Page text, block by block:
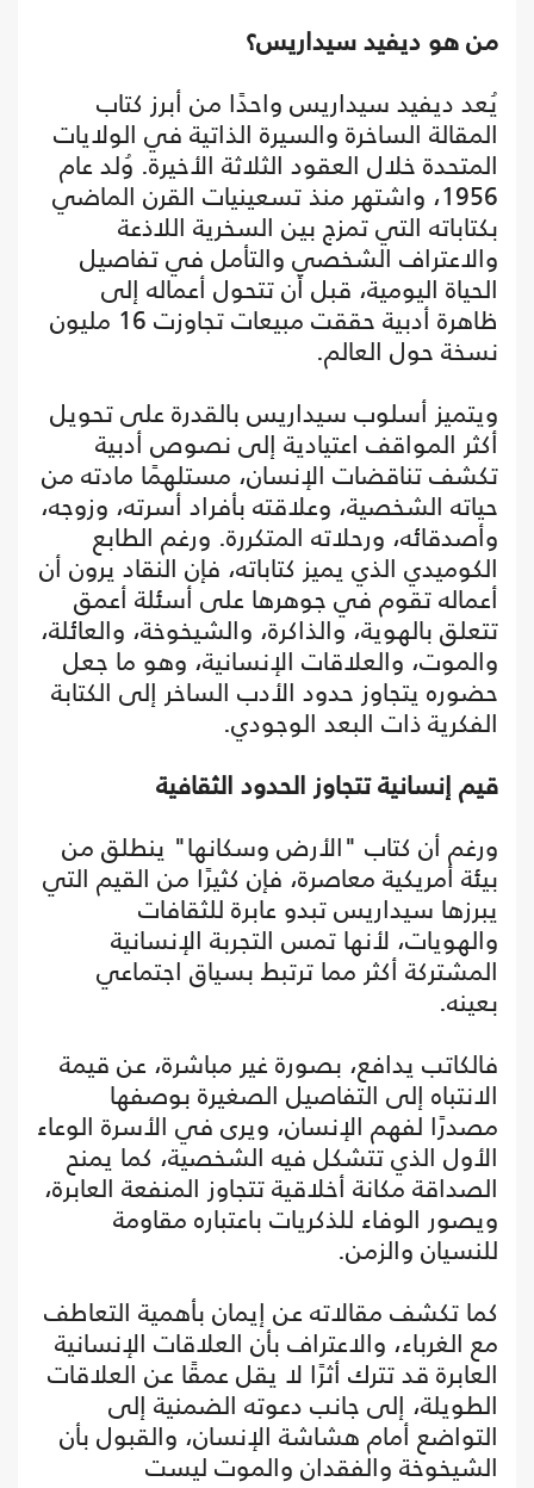
من هو ديفيد سيداريس؟
يُعد ديفيد سيداريس واحدًا من أبرز كتاب
المقالة الساخرة والسيرة الذاتية في الولايات
المتحدة خلال العقود الثلاثة الأخيرة. وُلد عام
1956، واشتهر منذ تسعينيات القرن الماضي
بكتاباته التي تمزج بين السخرية اللاذعة
والاعتراف الشخصي والتأمل في تفاصيل
الحياة اليومية، قبل أن تتحول أعماله إلى
ظاهرة أدبية حققت مبيعات تجاوزت 16 مليون
نسخة حول العالم.
ويتميز أسلوب سيداريس بالقدرة على تحويل
أكثر المواقف اعتيادية إلى نصوص أدبية
تكشف تناقضات الإنسان، مستلهمًا مادته من
حياته الشخصية، وعلاقته بأفراد أسرته، وزوجه،
وأصدقائه، ورحلاته المتكررة. ورغم الطابع
الكوميدي الذي يميز كتاباته، فإن النقاد يرون أن
أعماله تقوم في جوهرها على أسئلة أعمق
تتعلق بالهوية، والذاكرة، والشيخوخة، والعائلة،
والموت، والعلاقات الإنسانية، وهو ما جعل
حضوره يتجاوز حدود الأدب الساخر إلى الكتابة
الفكرية ذات البعد الوجودي.
قيم إنسانية تتجاوز الحدود الثقافية
ورغم أن كتاب "الأرض وسكانها" ينطلق من
بيئة أمريكية معاصرة، فإن كثيرًا من القيم التي
يبرزها سيداريس تبدو عابرة للثقافات
والهويات، لأنها تمس التجربة الإنسانية
المشتركة أكثر مما ترتبط بسياق اجتماعي
بعينه.
فالكاتب يدافع، بصورة غير مباشرة، عن قيمة
الانتباه إلى التفاصيل الصغيرة بوصفها
مصدرًا لفهم الإنسان، ويرى في الأسرة الوعاء
الأول الذي تتشكل فيه الشخصية، كما يمنح
الصداقة مكانة أخلاقية تتجاوز المنفعة العابرة،
ويصور الوفاء للذكريات باعتباره مقاومة
للنسيان والزمن.
كما تكشف مقالاته عن إيمان بأهمية التعاطف
مع الغرباء، والاعتراف بأن العلاقات الإنسانية
العابرة قد تترك أثرًا لا يقل عمقًا عن العلاقات
الطويلة، إلى جانب دعوته الضمنية إلى
التواضع أمام هشاشة الإنسان، والقبول بأن
الشيخوخة والفقدان والموت ليست